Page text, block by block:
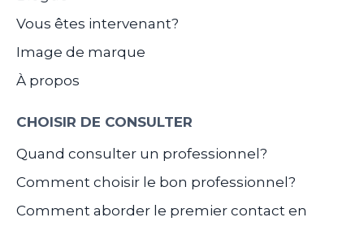
Vous êtes intervenant?
Image de marque
À propos
CHOISIR DE CONSULTER
Quand consulter un professionnel?
Comment choisir le bon professionnel?
Comment aborder le premier contact en